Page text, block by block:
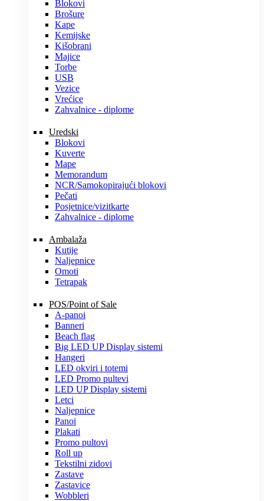
Blokovi
Brošure
Kape
Kemijske
Kišobrani
Majice
Torbe
USB
Vezice
Vrećice
Zahvalnice - diplome
Uredski
Blokovi
Kuverte
Mape
Memorandum
NCR/Samokopirajući blokovi
Pečati
Posjetnice/vizitkarte
Zahvalnice - diplome
Ambalaža
Kutije
Naljepnice
Omoti
Tetrapak
POS/Point of Sale
A-panoi
Banneri
Beach flag
Big LED UP Display sistemi
Hangeri
LED okviri i totemi
LED Promo pultevi
LED UP Display sistemi
Letci
Naljepnice
Panoi
Plakati
Promo pultovi
Roll up
Tekstilni zidovi
Zastave
Zastavice
Wobbleri